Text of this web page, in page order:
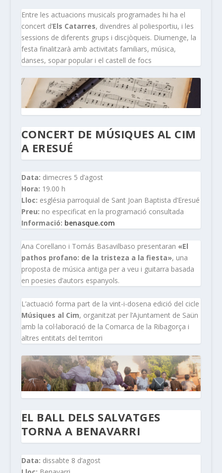
Entre les actuacions musicals programades hi ha el
concert d’Els Catarres, divendres al poliesportiu, i les
sessions de diferents grups i discjòqueis. Diumenge, la
festa finalitzarà amb activitats familiars, música,
danses, sopar popular i el castell de focs
CONCERT DE MÚSIQUES AL CIM
A ERESUÉ
Data: dimecres 5 d’agost
Hora: 19.00 h
Lloc: església parroquial de Sant Joan Baptista d’Eresué
Preu: no especificat en la programació consultada
Informació: benasque.com
Ana Corellano i Tomás Basavilbaso presentaran «El
pathos profano: de la tristeza a la fiesta», una
proposta de música antiga per a veu i guitarra basada
en poesies d’autors espanyols.
L’actuació forma part de la vint-i-dosena edició del cicle
Músiques al Cim, organitzat per l’Ajuntament de Saün
amb la col·laboració de la Comarca de la Ribagorça i
altres entitats del territori
EL BALL DELS SALVATGES
TORNA A BENAVARRI
Data: dissabte 8 d’agost